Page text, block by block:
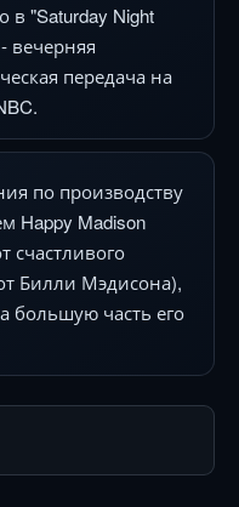
в "Saturday Night
вечерняя
передача на
по производству
Happy Madison
счастливого
Билли Мэдисона),
большую часть его